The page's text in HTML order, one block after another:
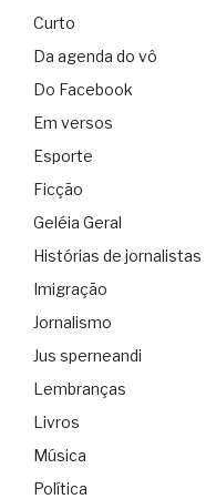
Curto
Da agenda do vô
Do Facebook
Em versos
Esporte
Ficção
Geléia Geral
Histórias de jornalistas
Imigração
Jornalismo
Jus sperneandi
Lembranças
Livros
Música
Política